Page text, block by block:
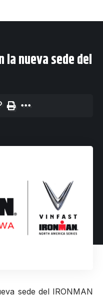
nueva sede del
sede del IRONMAN